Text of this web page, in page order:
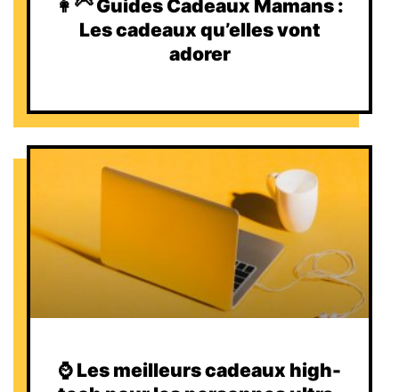
👩‍🦳 Guides Cadeaux Mamans :
Les cadeaux qu’elles vont
adorer
⌚️ Les meilleurs cadeaux high-